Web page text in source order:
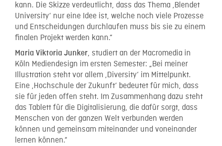
kann. Die Skizze verdeutlicht, dass das Thema ‚Blendet
University‘ nur eine Idee ist, welche noch viele Prozesse
und Entscheidungen durchlaufen muss bis sie zu einem
finalen Projekt werden kann.“
Maria Viktoria Junker, studiert an der Macromedia in
Köln Mediendesign im ersten Semester: „Bei meiner
Illustration steht vor allem ‚Diversity‘ im Mittelpunkt.
Eine ‚Hochschule der Zukunft‘ bedeutet für mich, dass
sie für jeden offen steht. Im Zusammenhang dazu steht
das Tablett für die Digitalisierung, die dafür sorgt, dass
Menschen von der ganzen Welt verbunden werden
können und gemeinsam miteinander und voneinander
lernen können.“